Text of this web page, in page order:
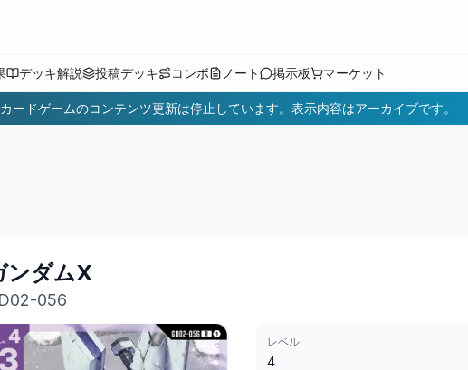
デッキ解説 投稿デッキ コンボ ノート 掲示板 マーケット
ードゲームのコンテンツ更新は停止しています。表示内容はアーカイブです。
ンダムX
056
レベル
4